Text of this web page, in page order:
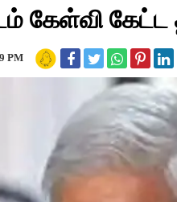
கேள்வி கேட்ட
PM